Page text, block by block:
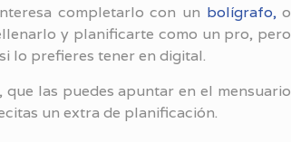
completarlo con un bolígrafo,o
y planificarte como un pro, pero
lo prefieres tener en digital.
las puedes apuntar en el mensuario
un extra de planificación.